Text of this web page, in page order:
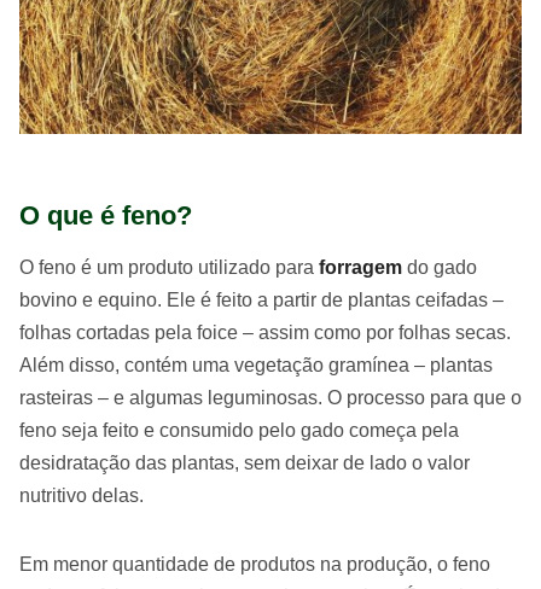
O que é feno?
O feno é um produto utilizado para forragem do gado
bovino e equino. Ele é feito a partir de plantas ceifadas –
folhas cortadas pela foice – assim como por folhas secas.
Além disso, contém uma vegetação gramínea – plantas
rasteiras – e algumas leguminosas. O processo para que o
feno seja feito e consumido pelo gado começa pela
desidratação das plantas, sem deixar de lado o valor
nutritivo delas.
Em menor quantidade de produtos na produção, o feno